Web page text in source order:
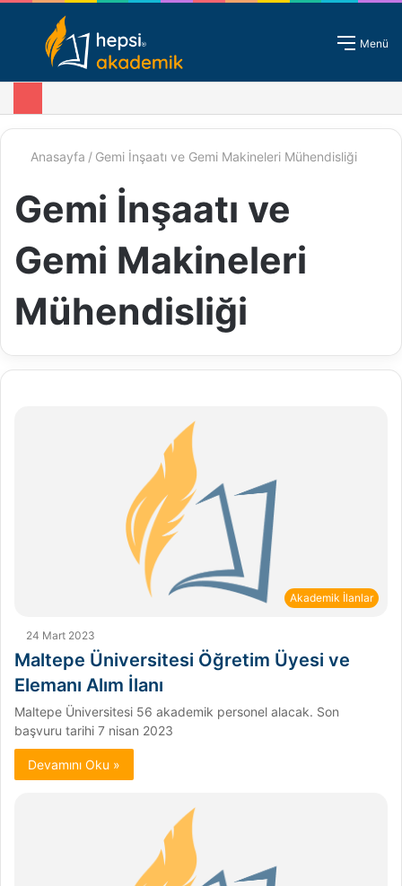
Giriş - Kayıt Menü
Anasayfa / Gemi İnşaatı ve Gemi Makineleri Mühendisliği
Gemi İnşaatı ve
Gemi Makineleri
Mühendisliği
Akademik İlanlar
24 Mart 2023
Maltepe Üniversitesi Öğretim Üyesi ve
Elemanı Alım İlanı
Maltepe Üniversitesi 56 akademik personel alacak. Son
başvuru tarihi 7 nisan 2023
Devamını Oku »